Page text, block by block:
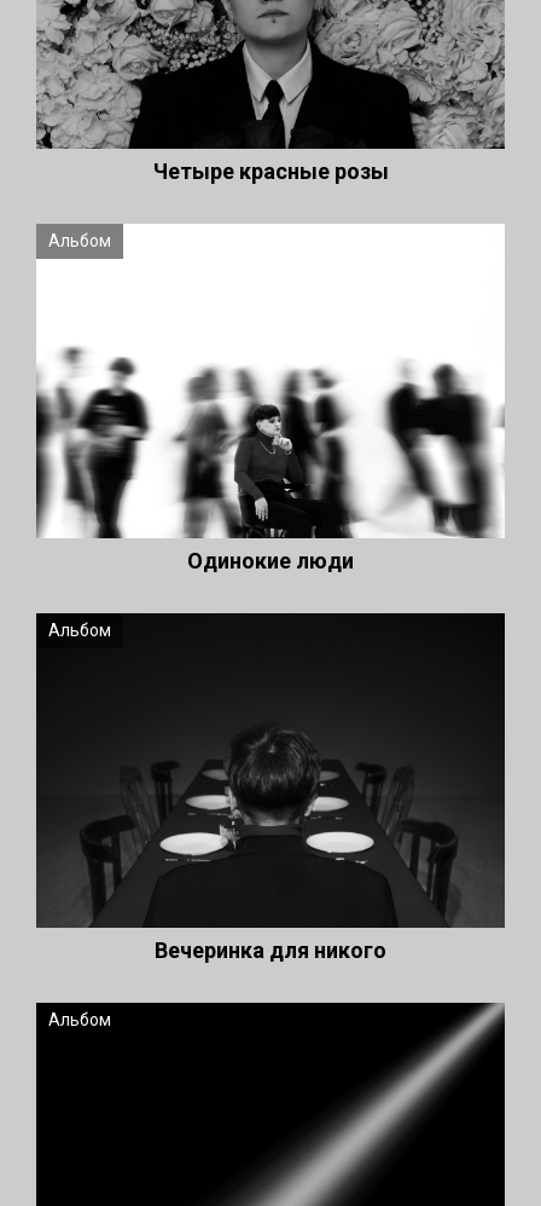
Четыре красные розы
Альбом
Одинокие люди
Альбом
Вечеринка для никого
Альбом